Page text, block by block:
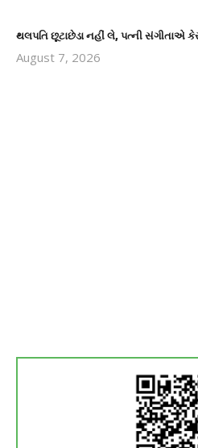
થલપતિ છૂટાછેડા નહીં લે, પત્ની સંગીતાએ
August 7, 2026